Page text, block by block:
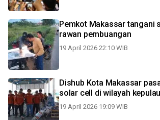
Pemkot Makassar tangani
rawan pembuangan
19 April 2026 22:10 WIB
Dishub Kota Makassar
solar cell di wilayah
19 April 2026 19:09 WIB